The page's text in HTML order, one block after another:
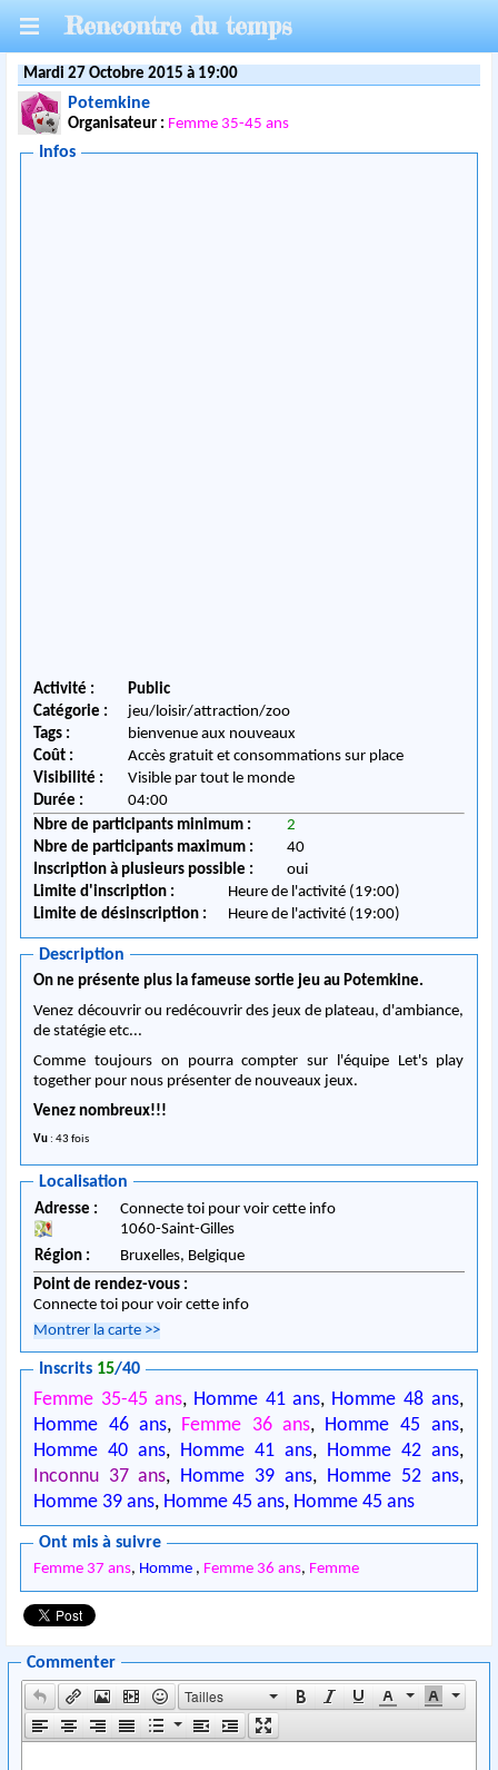
Rencontre du temps
Mardi 27 Octobre 2015 à 19:00
Potemkine
Organisateur : Femme 35-45 ans
Infos
Activité :
Public
Catégorie :
jeu/loisir/attraction/zoo
Tags :
bienvenue aux nouveaux
Coût :
Accès gratuit et consommations sur place
Visibilité :
Visible par tout le monde
Durée :
04:00
Nbre de participants minimum :
2
Nbre de participants maximum :
40
Inscription à plusieurs possible :
oui
Limite d'inscription :
Heure de l'activité (19:00)
Limite de désinscription :
Heure de l'activité (19:00)
Description
On ne présente plus la fameuse sortie jeu au Potemkine.
Venez découvrir ou redécouvrir des jeux de plateau, d'ambiance,
de statégie etc...
Comme toujours on pourra compter sur l'équipe Let's play
together pour nous présenter de nouveaux jeux.
Venez nombreux!!!
Vu : 43 fois
Localisation
Adresse :
Connecte toi pour voir cette info
1060-Saint-Gilles
Région :
Bruxelles, Belgique
Point de rendez-vous :
Connecte toi pour voir cette info
Montrer la carte >>
Inscrits 15/40
Femme 35-45 ans, Homme 41 ans, Homme 48 ans,
Homme 46 ans, Femme 36 ans, Homme 45 ans,
Homme 40 ans, Homme 41 ans, Homme 42 ans,
Inconnu 37 ans, Homme 39 ans, Homme 52 ans,
Homme 39 ans, Homme 45 ans, Homme 45 ans
Ont mis à suivre
Femme 37 ans, Homme , Femme 36 ans, Femme
Commenter
Tailles